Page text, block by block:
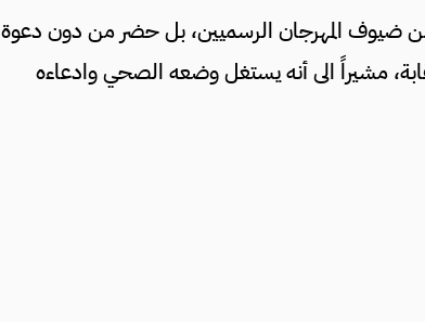
ضيوف المهرجان الرسميين، بل حضر من دون دعوة
مشيراً الى أنه يستغل وضعه الصحي وادعاءه